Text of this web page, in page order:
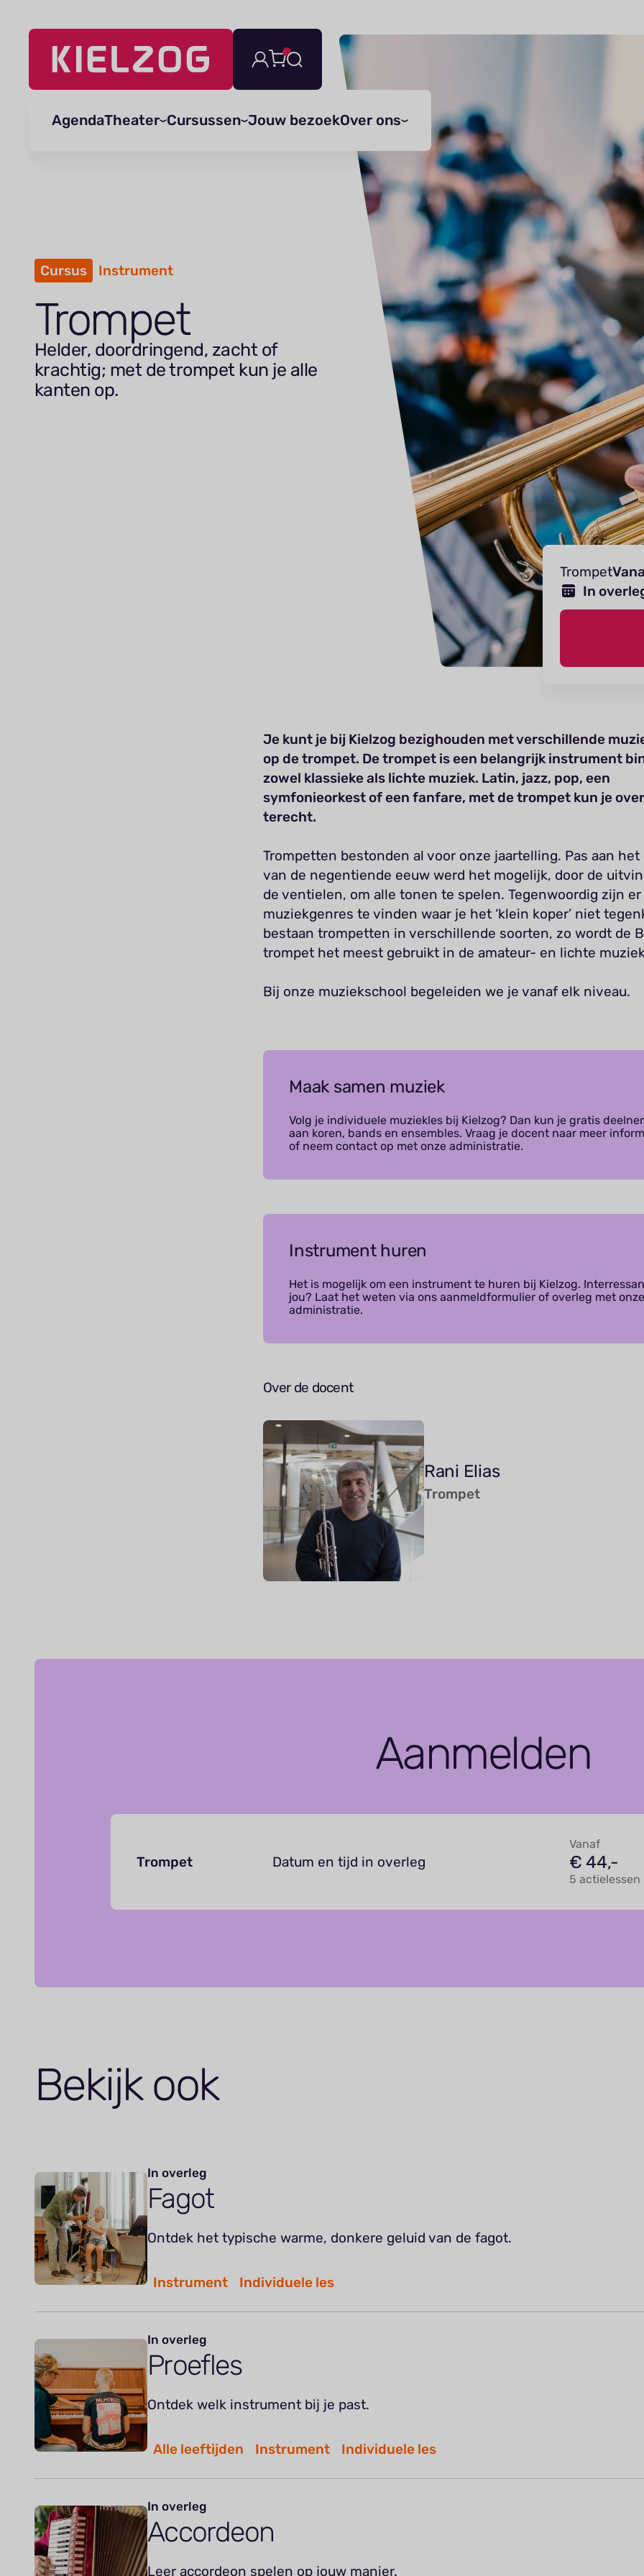
Navigatie
AgendaTheater Cursussen Jouw bezoekOver ons
Cursus Instrument
Trompet
Helder, doordringend, zacht of
krachtig; met de trompet kun je alle
kanten op.
Trompet
In
Je kunt je bij Kielzog bezighouden met verschillende
op de trompet. De trompet is een belangrijk instrument
zowel klassieke als lichte muziek. Latin, jazz, pop, een
symfonieorkest of een fanfare, met de trompet kun je
terecht.
Trompetten bestonden al voor onze jaartelling. Pas aan het
van de negentiende eeuw werd het mogelijk, door de
de ventielen, om alle tonen te spelen. Tegenwoordig zijn
muziekgenres te vinden waar je het ‘klein koper’ niet
bestaan trompetten in verschillende soorten, zo wordt de
trompet het meest gebruikt in de amateur- en lichte
Bij onze muziekschool begeleiden we je vanaf elk niveau.
Maak samen muziek
Volg je individuele muziekles bij Kielzog? Dan kun je gratis
aan koren, bands en ensembles. Vraag je docent naar meer
of neem contact op met onze administratie.
Instrument huren
Het is mogelijk om een instrument te huren bij Kielzog.
jou? Laat het weten via ons aanmeldformulier of overleg met
administratie.
Over de docent
Rani Elias
Trompet
Aanmelden
Trompet Datum en tijd in overleg
Vanaf
€ 44,-
5 actielessen
Bekijk ook
In overleg
Fagot
Ontdek het typische warme, donkere geluid van de fagot.
Instrument Individuele les
In overleg
Proefles
Ontdek welk instrument bij je past.
Alle leeftijden Instrument Individuele les
In overleg
Accordeon
Leer accordeon spelen op jouw manier.